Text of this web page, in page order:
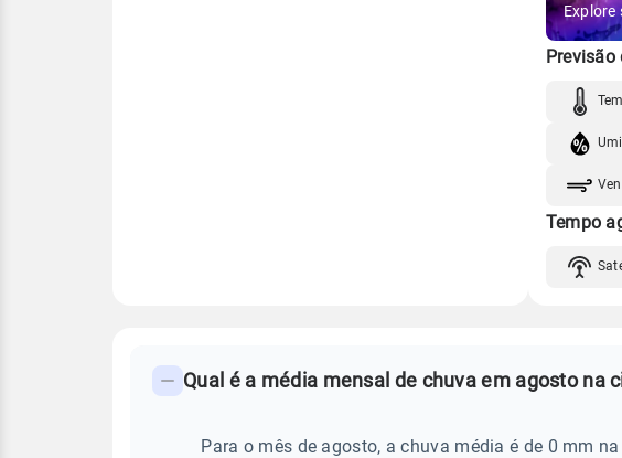
Explore
Previsão
Tempo
frequentes
Qual é a média mensal de chuva em agosto na
Para o mês de agosto, a chuva média é de 0 mm